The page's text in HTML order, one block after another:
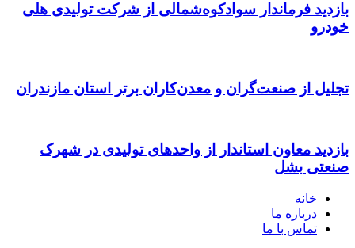
بازدید فرماندار سوادکوه‌شمالی از شرکت تولیدی هلی
خودرو
تجلیل از صنعت‌گران و معدن‌کاران برتر استان مازندران
بازدید معاون استاندار از واحدهای تولیدی در شهرک
صنعتی بشل
خانه
درباره ما
تماس با ما